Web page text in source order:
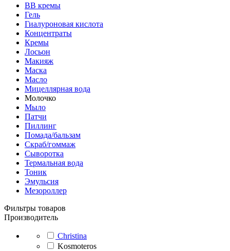
BB кремы
Гель
Гиалуроновая кислота
Концентраты
Кремы
Лосьон
Макияж
Маска
Масло
Мицеллярная вода
Молочко
Мыло
Патчи
Пиллинг
Помада/бальзам
Скраб/гоммаж
Сыворотка
Термальная вода
Тоник
Эмульсия
Мезороллер
Фильтры товаров
Производитель
Christina
Kosmoteros